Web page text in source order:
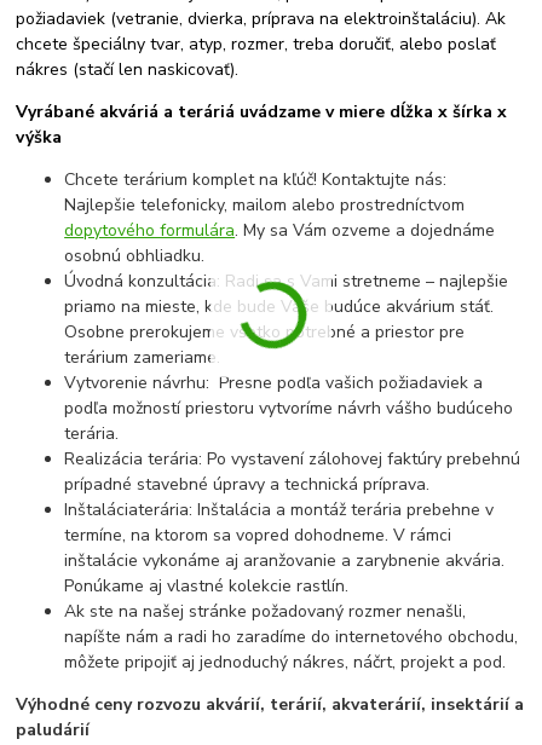
požiadaviek (vetranie, dvierka, príprava na elektroinštaláciu). Ak
chcete špeciálny tvar, atyp, rozmer, treba doručiť, alebo poslať
nákres (stačí len naskicovať).
Vyrábané akváriá a teráriá uvádzame v miere dĺžka x šírka x
výška
Chcete terárium komplet na kľúč! Kontaktujte nás:
Najlepšie telefonicky, mailom alebo prostredníctvom
dopytového formulára. My sa Vám ozveme a dojednáme
osobnú obhliadku.
Úvodná konzultácia: Radi sa s Vami stretneme – najlepšie
priamo na mieste, kde bude Vaše budúce akvárium stáť.
Osobne prerokujeme všetko potrebné a priestor pre
terárium zameriame.
Vytvorenie návrhu: Presne podľa vašich požiadaviek a
podľa možností priestoru vytvoríme návrh vášho budúceho
terária.
Realizácia terária: Po vystavení zálohovej faktúry prebehnú
prípadné stavebné úpravy a technická príprava.
Inštaláciaterária: Inštalácia a montáž terária prebehne v
termíne, na ktorom sa vopred dohodneme. V rámci
inštalácie vykonáme aj aranžovanie a zarybnenie akvária.
Ponúkame aj vlastné kolekcie rastlín.
Ak ste na našej stránke požadovaný rozmer nenašli,
napíšte nám a radi ho zaradíme do internetového obchodu,
môžete pripojiť aj jednoduchý nákres, náčrt, projekt a pod.
Výhodné ceny rozvozu akvárií, terárií, akvaterárií, insektárií a
paludárií